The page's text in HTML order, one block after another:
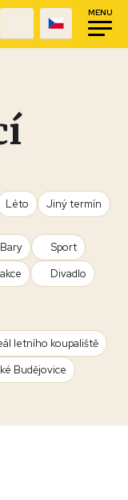
MENU
Léto Jiný termín
Bary
Sport
Divadlo
letního koupaliště
Budějovice